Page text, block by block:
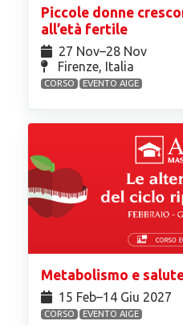
Piccole donne
all’età fertile
27 Nov⁠–28 Nov
Firenze, Italia
CORSO EVENTO AIGE
Metabolismo e
15 Feb⁠–14 Giu 2027
CORSO EVENTO AIGE